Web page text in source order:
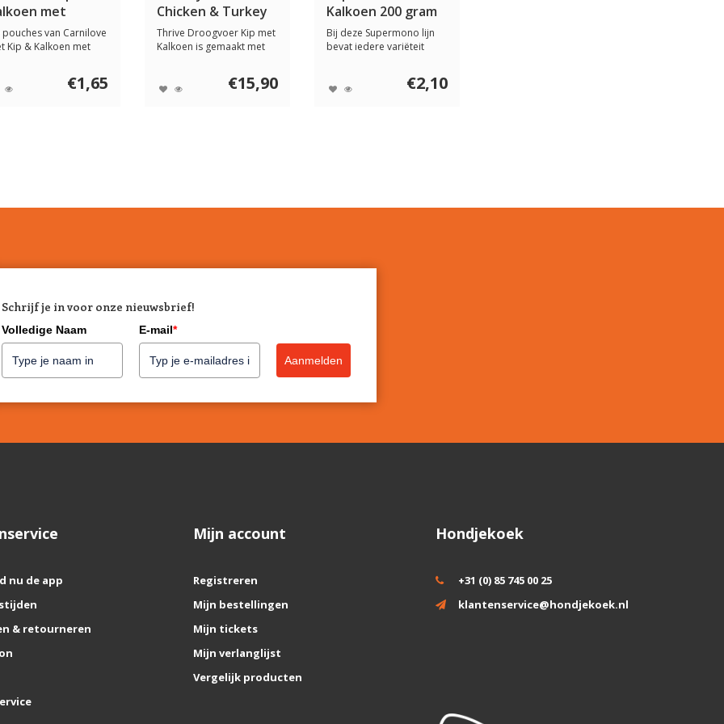
met
85 gram
pouches van Carnilove
Kip & Kalkoen met
€1,65
Chicken & Turkey
1,5 kg
Thrive Droogvoer Kip met
Kalkoen is gemaakt met
€15,90
Kalkoen 200 gram
Bij deze Supermono lijn
bevat iedere variëteit
€2,10
Schrijf je in voor onze nieuwsbrief!
Volledige Naam E-mail*
Aanmelden
nu de app
& retourneren
Mijn account
Registreren
Mijn bestellingen
Mijn tickets
Mijn verlanglijst
Vergelijk producten
Hondjekoek
+31 (0) 85 745 00 25
klantenservice@hondjekoek.nl